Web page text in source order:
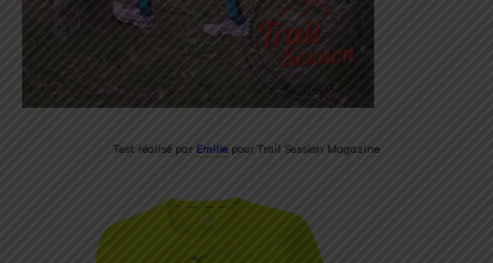
Test réalisé par Emilie pour Trail Session Magazine